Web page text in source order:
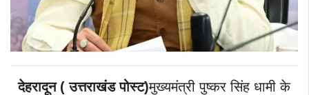
देहरादून ( उत्तराखंड पोस्ट)मुख्यमंत्री पुष्कर सिंह धामी के